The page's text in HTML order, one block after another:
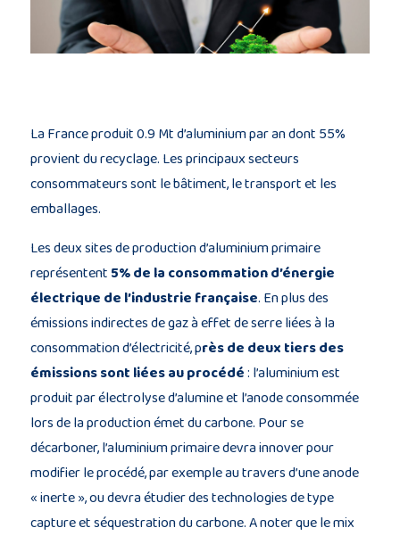
Description
Membres
consortium
Contact
La France produit 0.9 Mt d’aluminium par an dont 55%
provient du recyclage. Les principaux secteurs
consommateurs sont le bâtiment, le transport et les
emballages.
Les deux sites de production d’aluminium primaire
représentent 5% de la consommation d’énergie
électrique de l’industrie française. En plus des
émissions indirectes de gaz à effet de serre liées à la
consommation d’électricité, près de deux tiers des
émissions sont liées au procédé: l’aluminium est
produit par électrolyse d’alumine et l’anode consommée
lors de la production émet du carbone. Pour se
décarboner, l’aluminium primaire devra innover pour
modifier le procédé, par exemple au travers d’une anode
« inerte », ou devra étudier des technologies de type
capture et séquestration du carbone. A noter que le mix